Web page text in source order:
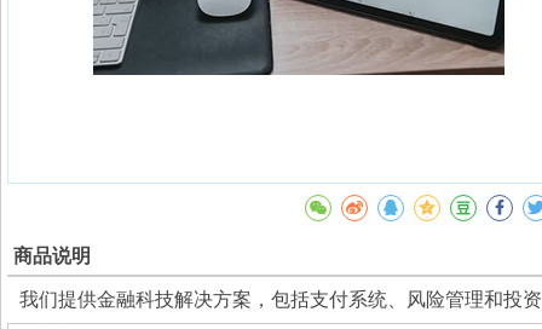
商品说明
我们提供金融科技解决方案，包括支付系统、风险管理和投